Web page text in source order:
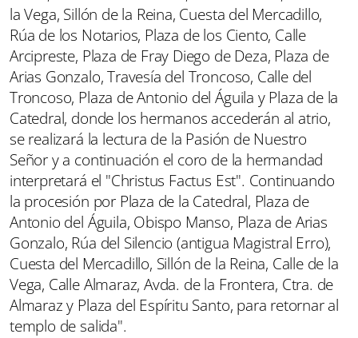
la Vega, Sillón de la Reina, Cuesta del Mercadillo,
Rúa de los Notarios, Plaza de los Ciento, Calle
Arcipreste, Plaza de Fray Diego de Deza, Plaza de
Arias Gonzalo, Travesía del Troncoso, Calle del
Troncoso, Plaza de Antonio del Águila y Plaza de la
Catedral, donde los hermanos accederán al atrio,
se realizará la lectura de la Pasión de Nuestro
Señor y a continuación el coro de la hermandad
interpretará el "Christus Factus Est". Continuando
la procesión por Plaza de la Catedral, Plaza de
Antonio del Águila, Obispo Manso, Plaza de Arias
Gonzalo, Rúa del Silencio (antigua Magistral Erro),
Cuesta del Mercadillo, Sillón de la Reina, Calle de la
Vega, Calle Almaraz, Avda. de la Frontera, Ctra. de
Almaraz y Plaza del Espíritu Santo, para retornar al
templo de salida".